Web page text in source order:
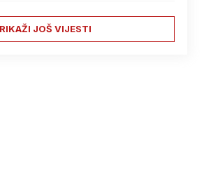
JOŠ VIJESTI